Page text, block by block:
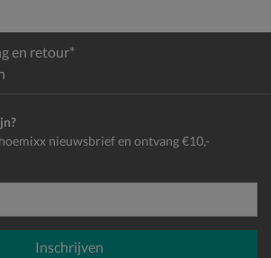
en retour*
nieuwsbrief en ontvang €10,-
Inschrijven